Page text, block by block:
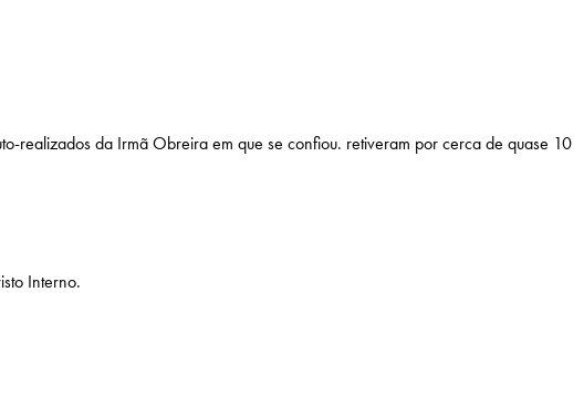
realizados da Irmã Obreira em que se confiou. retiveram por cerca de quase 10
Interno.